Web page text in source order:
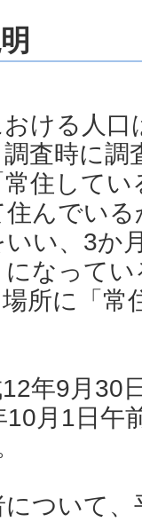
る人口は
査時に
してい
んでい
、3か
なって
に「常
9月30日
月1日午
いて、